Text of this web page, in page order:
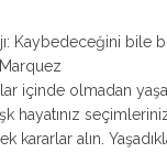
‎Kaybedeceğini
içinde olmadan
hayatınız
alın.